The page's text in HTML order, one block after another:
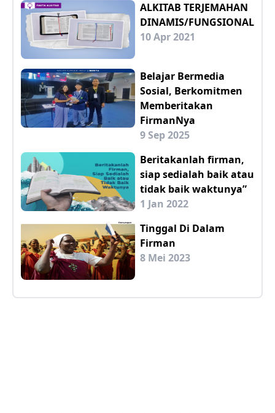
ALKITAB TERJEMAHAN
DINAMIS/FUNGSIONAL
10 Apr 2021
Belajar Bermedia
Sosial, Berkomitmen
Memberitakan
FirmanNya
9 Sep 2025
Beritakanlah firman,
siap sedialah baik atau
tidak baik waktunya”
1 Jan 2022
Tinggal Di Dalam
Firman
8 Mei 2023